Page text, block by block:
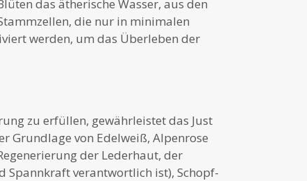
das ätherische Wasser, aus den
die nur in minimalen
werden, um das Überleben der
zu erfüllen, gewährleistet das Just
Grundlage von Edelweiß, Alpenrose
der Lederhaut, der
verantwortlich ist), Schopf-